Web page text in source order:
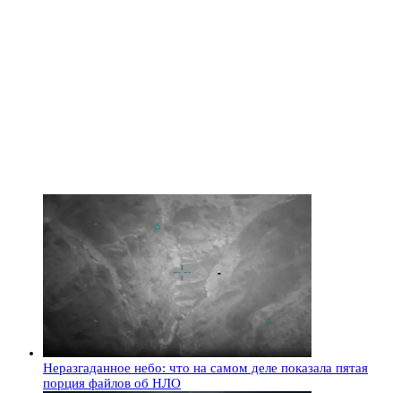
Неразгаданное небо: что на самом деле показала пятая
порция файлов об НЛО